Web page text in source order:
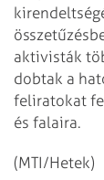
aktivisták
dobtak a
feliratokat
és falaira.
(MTI/Hetek)